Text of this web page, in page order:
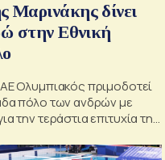
Μαρινάκης δίνει
στην Εθνική
Ολυμπιακός πριμοδοτεί
πόλο των ανδρών με
την τεράστια επιτυχία της